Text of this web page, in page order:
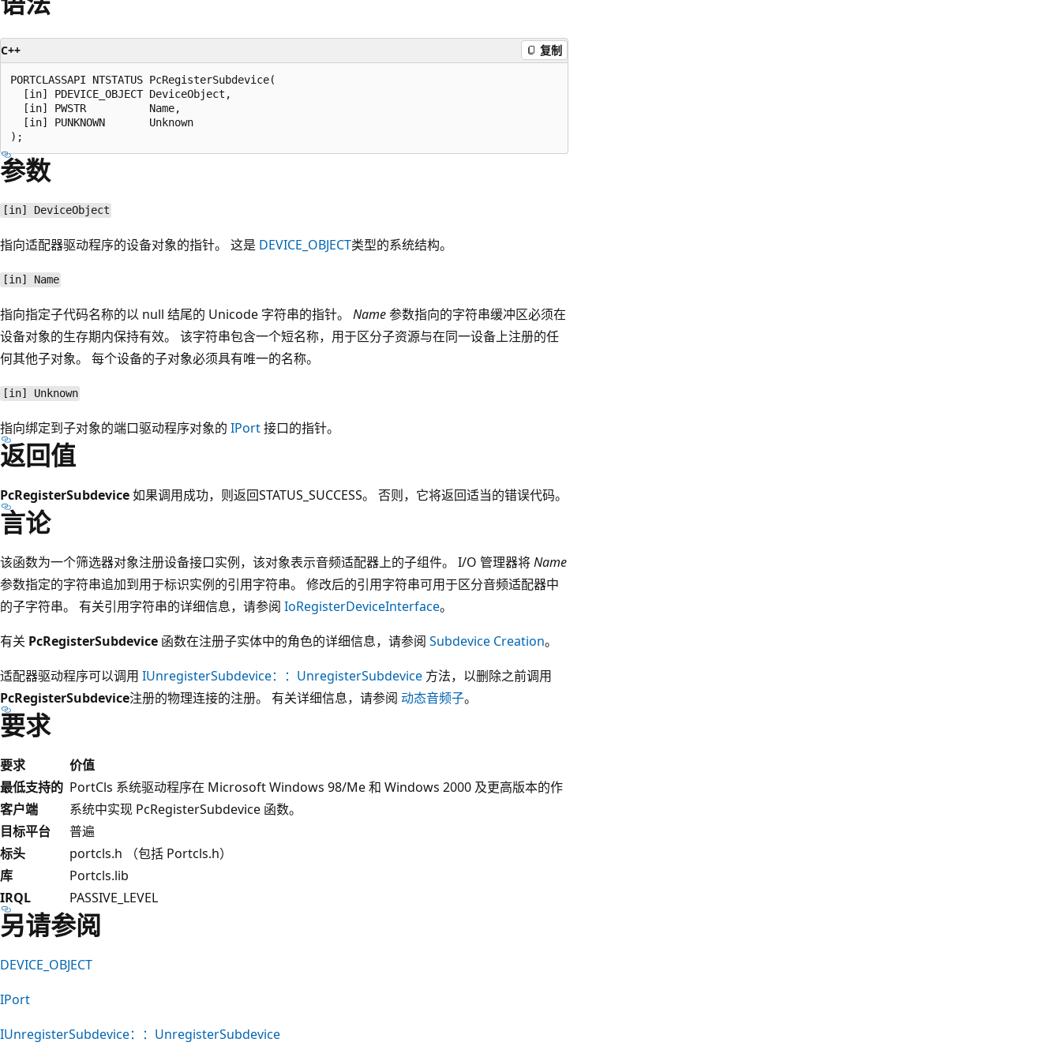
C++ 复制
PORTCLASSAPI NTSTATUS PcRegisterSubdevice(
  [in] PDEVICE_OBJECT DeviceObject,
  [in] PWSTR          Name,
  [in] PUNKNOWN       Unknown
参数
[in] DeviceObject
指向适配器驱动程序的设备对象的指针。 这是 DEVICE_OBJECT类型的系统结构。
[in] Name
指向指定子代码名称的以 null 结尾的 Unicode 字符串的指针。 Name参数指向的字符串缓冲区必须在
设备对象的生存期内保持有效。 该字符串包含一个短名称，用于区分子资源与在同一设备上注册的任
何其他子对象。 每个设备的子对象必须具有唯一的名称。
[in] Unknown
指向绑定到子对象的端口驱动程序对象的 IPort接口的指针。
返回值
PcRegisterSubdevice如果调用成功，则返回STATUS_SUCCESS。 否则，它将返回适当的错误代码。
言论
该函数为一个筛选器对象注册设备接口实例，该对象表示音频适配器上的子组件。 I/O 管理器将Name
参数指定的字符串追加到用于标识实例的引用字符串。 修改后的引用字符串可用于区分音频适配器中
的子字符串。 有关引用字符串的详细信息，请参阅 IoRegisterDeviceInterface。
有关 PcRegisterSubdevice 函数在注册子实体中的角色的详细信息，请参阅 Subdevice Creation。
适配器驱动程序可以调用 IUnregisterSubdevice：：UnregisterSubdevice 方法，以删除之前调用
PcRegisterSubdevice注册的物理连接的注册。 有关详细信息，请参阅 动态音频子。
要求
要求
价值
最低支持的
客户端
PortCls 系统驱动程序在 Microsoft Windows 98/Me 和 Windows 2000 及更高版本的作
系统中实现 PcRegisterSubdevice 函数。
目标平台
普遍
标头
portcls.h （包括 Portcls.h）
库
Portcls.lib
IRQL
PASSIVE_LEVEL
另请参阅
DEVICE_OBJECT
IPort
IUnregisterSubdevice：：UnregisterSubdevice